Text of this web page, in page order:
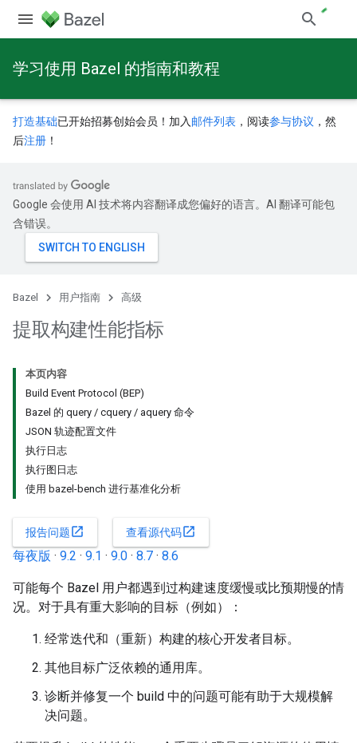
学习使用 Bazel 的指南和教程
打造基础已开始招募创始会员！加入 邮件列表 ，阅读参与协议 ，然
后注册 ！
Google 会使用 AI 技术将内容翻译成您偏好的语言。AI 翻译可能包
含错误。
Bazel 用户指南 高级
提取构建性能指标
本页内容
Build Event Protocol (BEP)
Bazel 的 query / cquery / aquery 命令
JSON 轨迹配置文件
执行日志
执行图日志
使用 bazel-bench 进行基准化分析
报告问题open_in_new 查看源代码open_in_new
每夜版 · 9.2 · 9.1 · 9.0 · 8.7 · 8.6
可能每个 Bazel 用户都遇到过构建速度缓慢或比预期慢的情
况。对于具有重大影响的目标（例如）：
经常迭代和（重新）构建的核心开发者目标。
其他目标广泛依赖的通用库。
诊断并修复一个 build 中的问题可能有助于大规模解
决问题。